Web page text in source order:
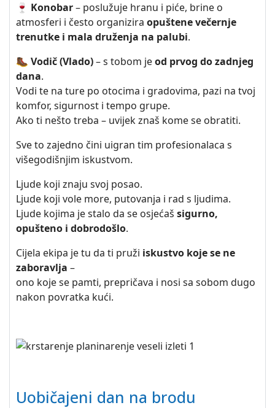
🍷 Konobar– poslužuje hranu i piće, brine o
atmosferi i često organizira opuštene večernje
trenutke i mala druženja na palubi.
🥾 Vodič (Vlado)– s tobom jeod prvog do zadnjeg
dana.
Vodi te na ture po otocima i gradovima, pazi na tvoj
komfor, sigurnost i tempo grupe.
Ako ti nešto treba – uvijek znaš kome se obratiti.
Sve to zajedno čini uigran tim profesionalaca s
višegodišnjim iskustvom.
Ljude koji znaju svoj posao.
Ljude koji vole more, putovanja i rad s ljudima.
Ljude kojima je stalo da se osjećaš sigurno,
opušteno i dobrodošlo.
Cijela ekipa je tu da ti pruži iskustvo koje se ne
zaboravlja –
ono koje se pamti, prepričava i nosi sa sobom dugo
nakon povratka kući.
Uobičajeni dan na brodu